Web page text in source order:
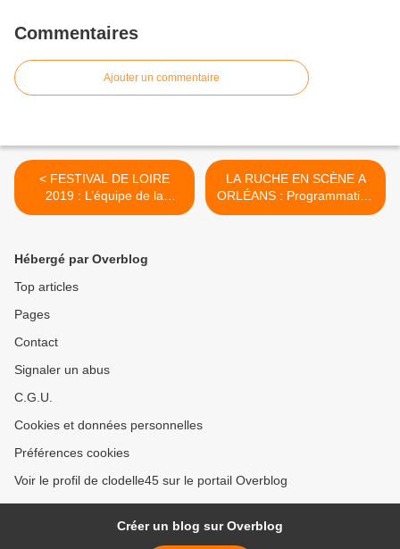
Commentaires
Ajouter un commentaire
< FESTIVAL DE LOIRE
2019 : L’équipe de la
GUINGUETTE LA SARDINE
LA RUCHE EN SCÈNE A
ORLÉANS : Programmation
de SEPTEMBRE 2019 >
Hébergé par Overblog
Top articles
Pages
Contact
Signaler un abus
C.G.U.
Cookies et données personnelles
Préférences cookies
Voir le profil de clodelle45 sur le portail Overblog
Créer un blog sur Overblog